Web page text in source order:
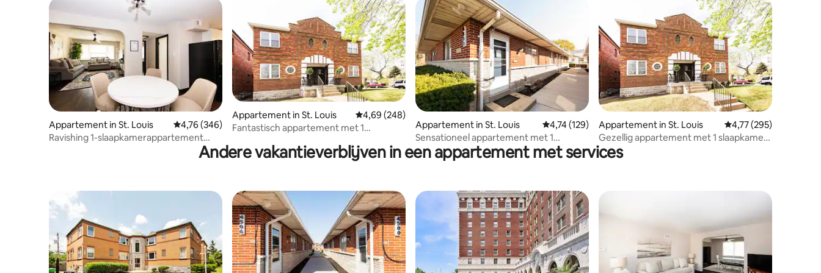
Appartement in St. Louis Gemiddelde beoordeling van 4,76 op 5, 346 recensies
4,76 (346)
Ravishing 1-slaapkamerappartement
Appartement in St. Louis Gemiddelde beoordeling van 4,69 op 5, 248 recensies
4,69 (248)
Fantastisch appartement met 1
straat
Appartement in St. Louis Gemiddelde beoordeling van 4,74 op 5, 129 recensies
4,74 (129)
Sensationeel appartement met 1
slaapkamer en parkeerplaats
Appartement in St. Louis Gemiddelde
4,77 (295)
Gezellig appartement met 1 slaapkamer
en parkeergelegenheid op straat
Andere vakantieverblijven in een appartement met services